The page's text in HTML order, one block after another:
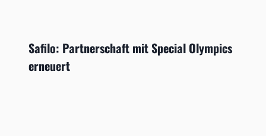
Safilo: Partnerschaft mit Special Olympics
erneuert